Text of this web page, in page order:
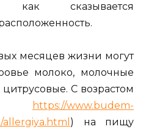
сказывается
месяцев жизни могут
молоко, молочные
С возрастом
https://www.budem-
) на пищу